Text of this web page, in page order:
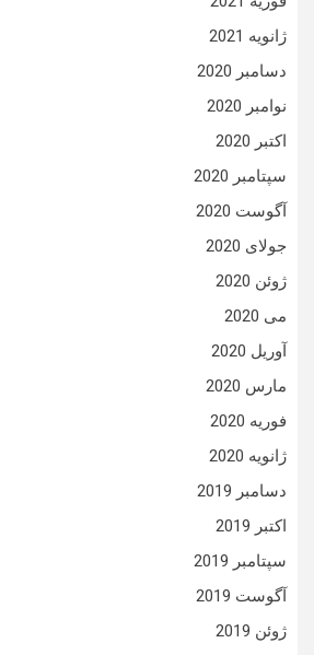
ژانویه 2021
دسامبر 2020
نوامبر 2020
اکتبر 2020
سپتامبر 2020
آگوست 2020
جولای 2020
ژوئن 2020
می 2020
آوریل 2020
مارس 2020
فوریه 2020
ژانویه 2020
دسامبر 2019
اکتبر 2019
سپتامبر 2019
آگوست 2019
ژوئن 2019